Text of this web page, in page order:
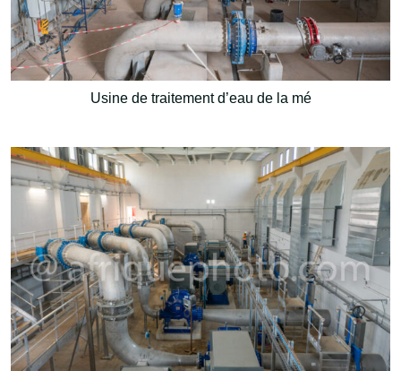
Usine de traitement d’eau de la mé